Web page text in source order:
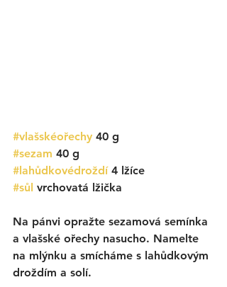
#vlašskéořechy 40 g
#sezam 40 g
#lahůdkovédroždí 4 lžíce
#sůl vrchovatá lžička
Na pánvi opražte sezamová semínka
a vlašské ořechy nasucho. Namelte
na mlýnku a smícháme s lahůdkovým
droždím a solí.